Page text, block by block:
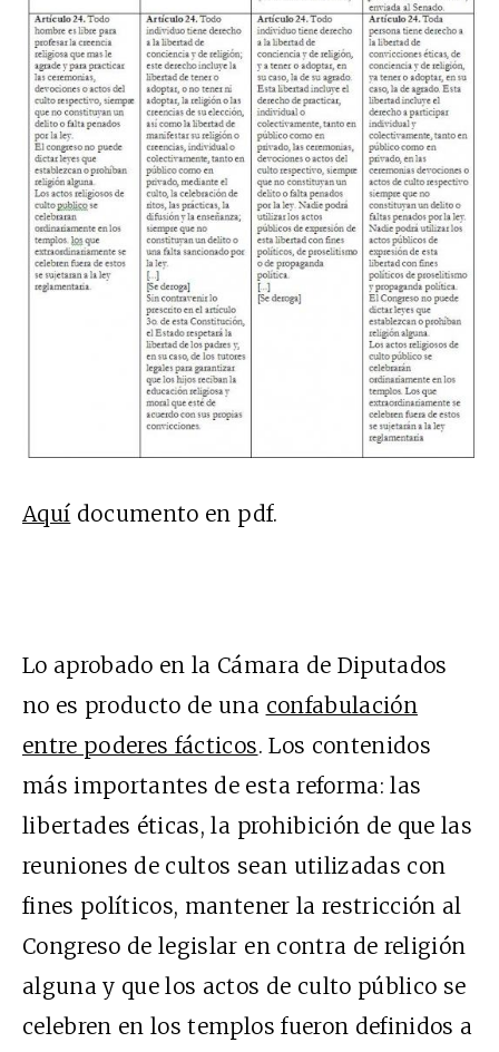
Aquí documento en pdf.
Lo aprobado en la Cámara de Diputados
no es producto de una confabulación
entre poderes fácticos. Los contenidos
más importantes de esta reforma: las
libertades éticas, la prohibición de que las
reuniones de cultos sean utilizadas con
fines políticos, mantener la restricción al
Congreso de legislar en contra de religión
alguna y que los actos de culto público se
celebren en los templos fueron definidos a